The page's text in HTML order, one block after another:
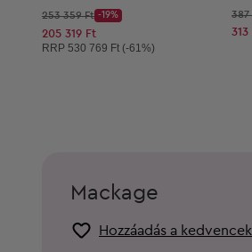
Kezdő ár:
253 359 Ft
Discount Price:
-19%
Csökkentett ár:
205 319 Ft
Ajánlott ár:
RRP 530 769 Ft (-61%)
387
Mackage
Hozzáadás a